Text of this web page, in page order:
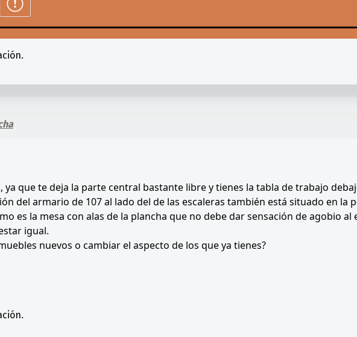
que te deja la parte central bastante libre y tienes la tabla de trabajo
del armario de 107 al lado del de las escaleras también está situado en la
es la mesa con alas de la plancha que no debe dar sensación de agobio al
igual.
nuevos o cambiar el aspecto de los que ya tienes?